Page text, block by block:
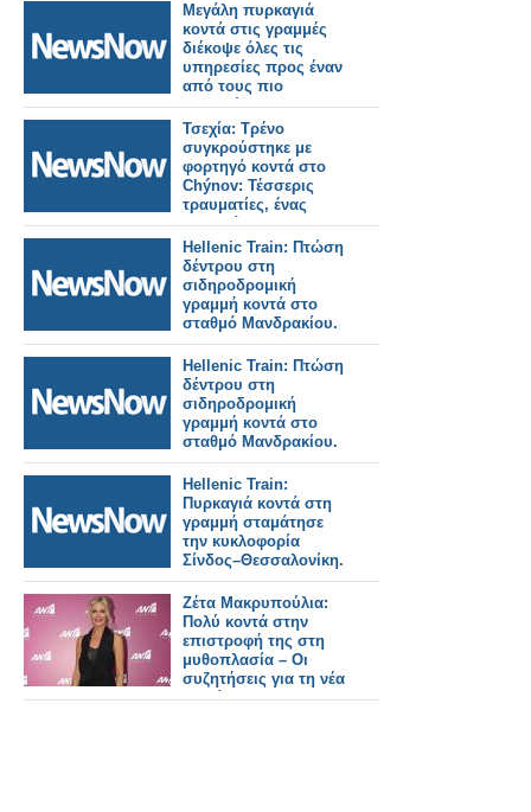
Μεγάλη πυρκαγιά
κοντά στις γραμμές
διέκοψε όλες τις
υπηρεσίες προς έναν
από τους πιο
πολυσύχναστους
σιδηροδρομικούς
σταθμούς του
Λονδίνου.
Τσεχία: Τρένο
συγκρούστηκε με
φορτηγό κοντά στο
Chýnov: Τέσσερις
τραυματίες, ένας
σοβαρά.
Hellenic Train: Πτώση
δέντρου στη
σιδηροδρομική
γραμμή κοντά στο
σταθμό Μανδρακίου.
Hellenic Train: Πτώση
δέντρου στη
σιδηροδρομική
γραμμή κοντά στο
σταθμό Μανδρακίου.
Hellenic Train:
Πυρκαγιά κοντά στη
γραμμή σταμάτησε
την κυκλοφορία
Σίνδος–Θεσσαλονίκη.
Ζέτα Μακρυπούλια:
Πολύ κοντά στην
επιστροφή της στη
μυθοπλασία – Οι
συζητήσεις για τη νέα
σειρά του ΑΝΤ1